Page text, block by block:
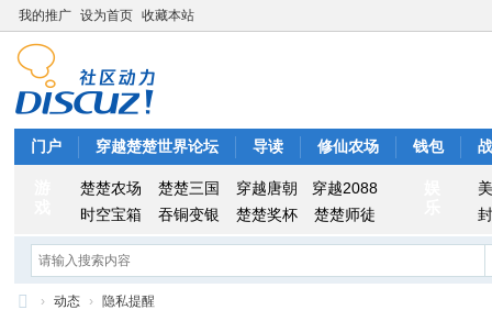
我的推广 设为首页 收藏本站
门户 穿越楚楚世界论坛 导读 修仙农场 钱包
楚楚农场 楚楚三国 穿越唐朝
穿越2088
时空宝箱
吞铜变银 楚楚奖杯 楚楚师徒
› 动态 › 隐私提醒